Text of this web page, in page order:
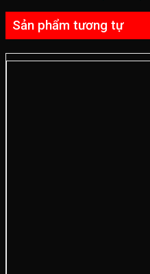
Sản phẩm tương tự